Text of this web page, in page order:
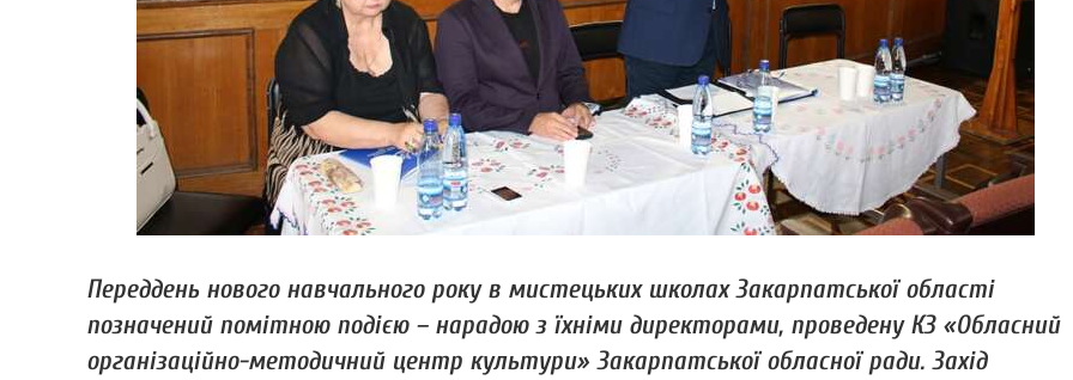
Переддень нового навчального року в мистецьких школах Закарпатської області
позначений помітною подією – нарадою з їхніми директорами, проведену КЗ «Обласний
організаційно-методичний центр культури» Закарпатської обласної ради. Захід